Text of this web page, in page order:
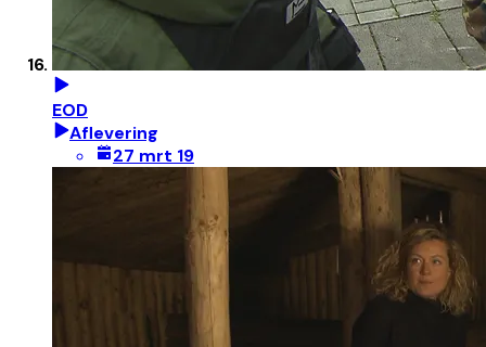
EOD
Aflevering
27 mrt 19